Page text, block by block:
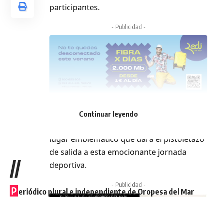
participantes.
- Publicidad -
La salida de la carrera tendrá lugar desde
lugar emblemático que dará el pistoletazo
de salida a esta emocionante jornada
deportiva.
- Publicidad -
Continuar leyendo
//
P eriódico plural e independiente de Oropesa del Mar